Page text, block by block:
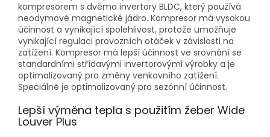
kompresorem s dvěma invertory BLDC, který používá
neodymové magnetické jádro. Kompresor má vysokou
účinnost a vynikající spolehlivost, protože umožňuje
vynikající regulaci provozních otáček v závislosti na
zatížení. Kompresor má lepší účinnost ve srovnání se
standardními střídavými invertorovými výrobky a je
optimalizovaný pro změny venkovního zatížení.
Speciálně je optimalizovaný pro sezónní účinnost.
Lepší výměna tepla s použitím žeber Wide
Louver Plus